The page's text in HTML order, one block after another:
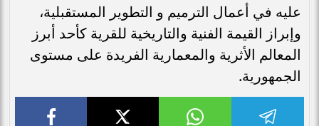
عليه في أعمال الترميم و التطوير المستقبلية،
وإبراز القيمة الفنية والتاريخية للقرية كأحد أبرز
المعالم الأثرية والمعمارية الفريدة على مستوى
الجمهورية.